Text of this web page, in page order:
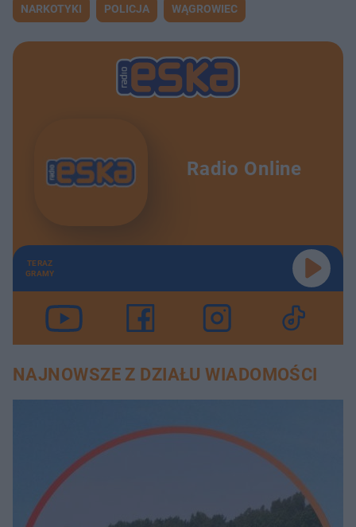
NARKOTYKI POLICJA WĄGROWIEC
Radio Online
TERAZ
GRAMY
NAJNOWSZE Z DZIAŁU WIADOMOŚCI